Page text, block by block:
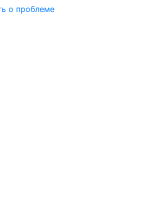
о проблеме